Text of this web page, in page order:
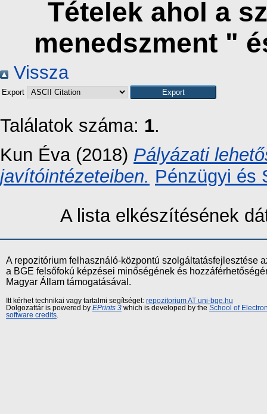
Tételek ahol a
menedszment "
Vissza
Export
Találatok száma: 1.
Kun Éva (2018) Pályázati
javítóintézeteiben. Pénzügyi és
A lista elkészítésének
A repozitórium felhasználó-központú szolgáltatásfejlesztése
a BGE felsőfokú képzései minőségének és
Magyar Állam támogatásával.
Itt kérhet technikai vagy tartalmi segítséget: repozitorium AT uni-bge.hu
Dolgozattár is powered by EPrints 3 which is developed by the School of
software credits